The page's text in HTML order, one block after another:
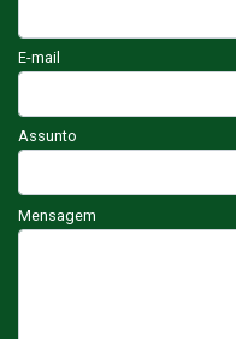
E-mail
Assunto
Mensagem